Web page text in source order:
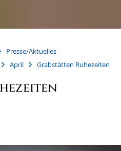
Presse/Aktuelles
April Grabstätten Ruhezeiten